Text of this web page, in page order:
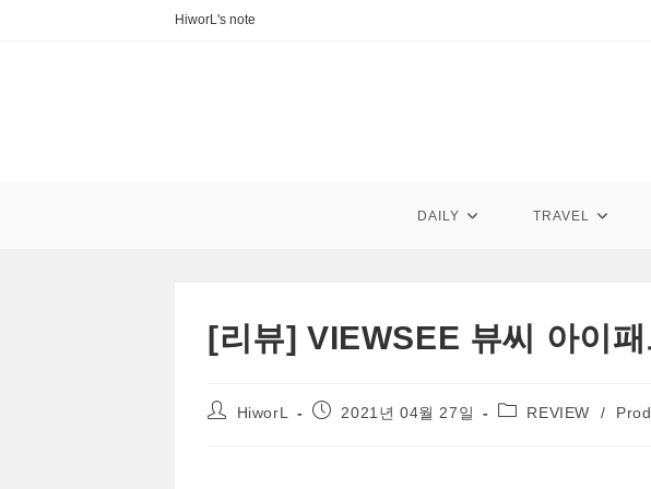
HiworL's note
DAILY TRAVEL
[리뷰] VIEWSEE 뷰씨 아이
PostHiworL
Post2021년 04월 27일
PostREVIEW /